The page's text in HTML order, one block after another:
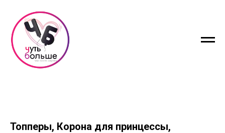
Топперы, Корона для принцессы,